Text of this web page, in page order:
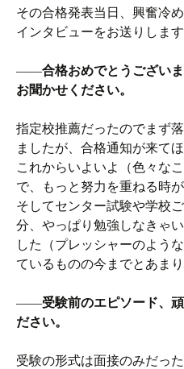
その合格発表当日、興奮冷
インタビューをお送りします
――合格おめでとうござい
お聞かせください。
指定校推薦だったのでまず
ましたが、合格通知が来て
これからいよいよ（色々な
で、もっと努力を重ねる時
そしてセンター試験や学校
分、やっぱり勉強しなきゃ
した（プレッシャーのよう
ているものの今までとあま
――受験前のエピソード、
ださい。
受験の形式は面接のみだっ